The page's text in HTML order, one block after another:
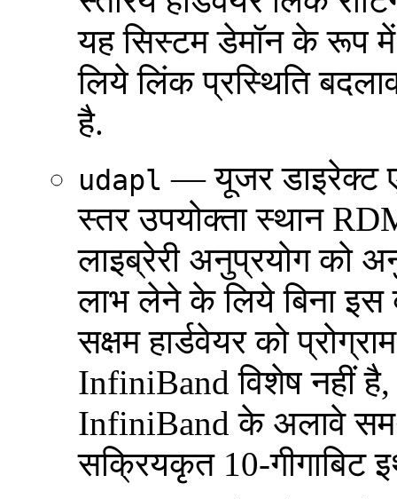
यह सिस्टम डेमॉन के रूप
लिये लिंक प्रस्थिति
है.
udapl — यूजर डाइरेक्ट
स्तर उपयोक्ता स्थान
लाइब्रेरी अनुप्रयोग को
लाभ लेने के लिये बिना
सक्षम हार्डवेयर को
InfiniBand विशेष नहीं
InfiniBand के अलावे
सक्रियकृत 10-गीगाबिट